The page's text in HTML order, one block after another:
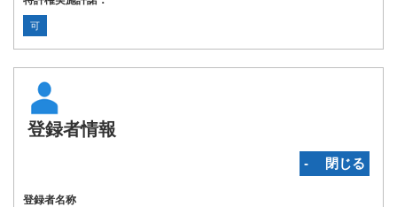
可
登録者情報
‐ 閉じる
登録者名称